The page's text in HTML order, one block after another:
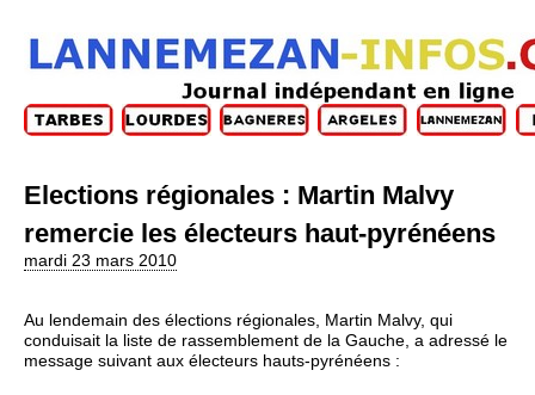
Elections régionales : Martin Malvy
remercie les électeurs haut-pyrénéens
mardi 23 mars 2010
Au lendemain des élections régionales, Martin Malvy, qui
conduisait la liste de rassemblement de la Gauche, a adressé le
message suivant aux électeurs hauts-pyrénéens :